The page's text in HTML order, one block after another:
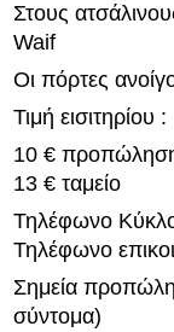
Στους
Waif
Οι πόρτες
Τιμή εισιτηρίου :
10 €
13 € ταμείο
Τηλέφωνο
Τηλέφωνο
Σημεία
σύντομα)